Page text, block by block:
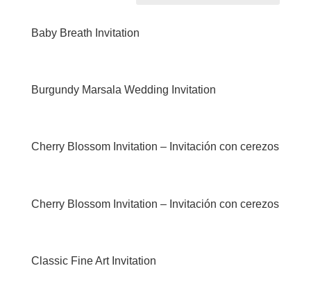
Baby Breath Invitation
Burgundy Marsala Wedding Invitation
Cherry Blossom Invitation – Invitación con cerezos
Cherry Blossom Invitation – Invitación con cerezos
Classic Fine Art Invitation